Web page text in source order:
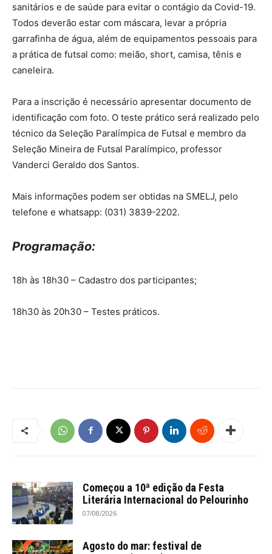
sanitários e de saúde para evitar o contágio da Covid-19.
Todos deverão estar com máscara, levar a própria
garrafinha de água, além de equipamentos pessoais para
a prática de futsal como: meião, short, camisa, tênis e
caneleira.
Para a inscrição é necessário apresentar documento de
identificação com foto. O teste prático será realizado pelo
técnico da Seleção Paralímpica de Futsal e membro da
Seleção Mineira de Futsal Paralímpico, professor
Vanderci Geraldo dos Santos.
Mais informações podem ser obtidas na SMELJ, pelo
telefone e whatsapp: (031) 3839-2202.
Programação:
18h às 18h30 – Cadastro dos participantes;
18h30 às 20h30 – Testes práticos.
Começou a 10ª edição da Festa
Literária Internacional do Pelourinho
07/08/2026
Agosto do mar: festival de